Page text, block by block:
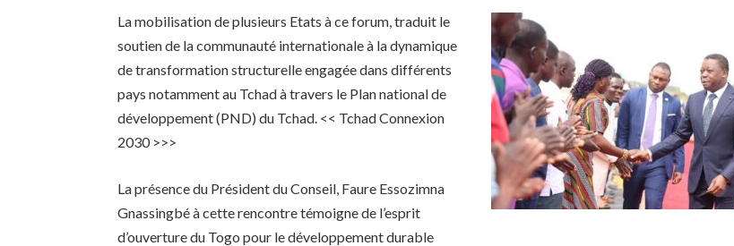
La mobilisation de plusieurs Etats à ce forum, traduit le
soutien de la communauté internationale à la dynamique
de transformation structurelle engagée dans différents
pays notamment au Tchad à travers le Plan national de
développement (PND) du Tchad. << Tchad Connexion
2030 >>>
La présence du Président du Conseil, Faure Essozimna
Gnassingbé à cette rencontre témoigne de l’esprit
d’ouverture du Togo pour le développement durable